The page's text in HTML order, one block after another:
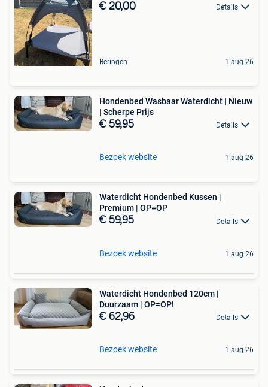
€ 20,00 Details
Beringen 1 aug 26
Hondenbed Wasbaar Waterdicht | Nieuw
| Scherpe Prijs
€ 59,95 Details
Bezoek website 1 aug 26
Waterdicht Hondenbed Kussen |
Premium | OP=OP
€ 59,95 Details
Bezoek website 1 aug 26
Waterdicht Hondenbed 120cm |
Duurzaam | OP=OP!
€ 62,96 Details
Bezoek website 1 aug 26